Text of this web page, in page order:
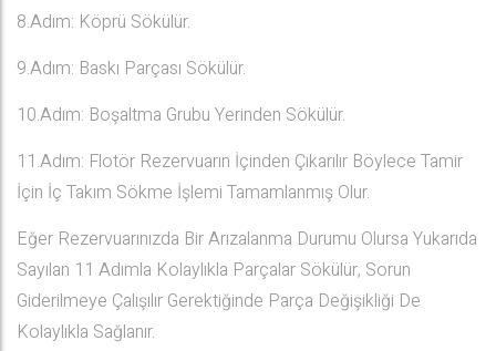
8.Adım: Köprü Sökülür.
9.Adım: Baskı Parçası Sökülür.
10.Adım: Boşaltma Grubu Yerinden Sökülür.
11.Adım: Flotör Rezervuarın İçinden Çıkarılır Böylece Tamir
İçin İç Takım Sökme İşlemi Tamamlanmış Olur.
Eğer Rezervuarınızda Bir Arızalanma Durumu Olursa Yukarıda
Sayılan 11 Adımla Kolaylıkla Parçalar Sökülür, Sorun
Giderilmeye Çalışılır Gerektiğinde Parça Değişikliği De
Kolaylıkla Sağlanır.